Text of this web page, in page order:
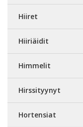
Hiiret
Hiiriäidit
Himmelit
Hirssityynyt
Hortensiat